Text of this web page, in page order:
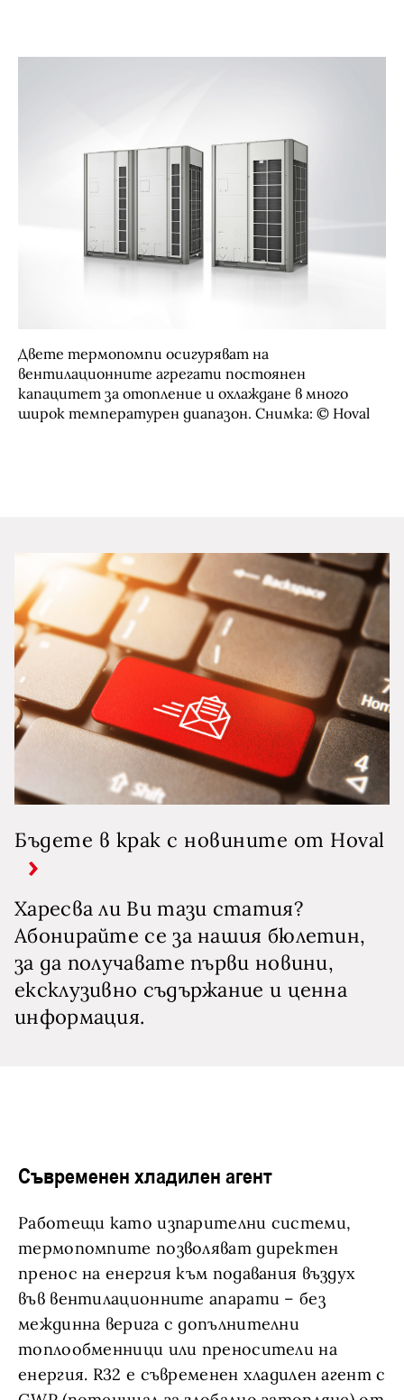
Двете термопомпи осигуряват на
вентилационните агрегати постоянен
капацитет за отопление и охлаждане в много
широк температурен диапазон. Снимка: © Hoval
Бъдете в крак с новините от Hoval
Харесва ли Ви тази статия?
Абонирайте се за нашия бюлетин,
за да получавате първи новини,
ексклузивно съдържание и ценна
информация.
Съвременен хладилен агент
Работещи като изпарителни системи,
термопомпите позволяват директен
пренос на енергия към подавания въздух
във вентилационните апарати – без
междинна верига с допълнителни
топлообменници или преносители на
енергия. R32 е съвременен хладилен агент с